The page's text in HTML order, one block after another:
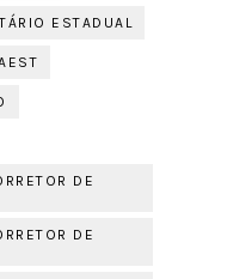
ESTADUAL
DE
DE